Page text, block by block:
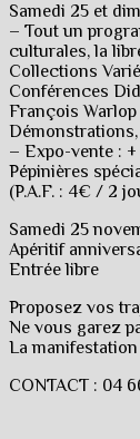
Samedi 25 et
– Tout un
culturales, la
Collections
Conférences
François Warlop
– Expo-vente :
Pépinières
(P.A.F. : 4€ / 2
Samedi 25
Apéritif
Entrée libre
Proposez vos
Ne vous garez
La
CONTACT : 04